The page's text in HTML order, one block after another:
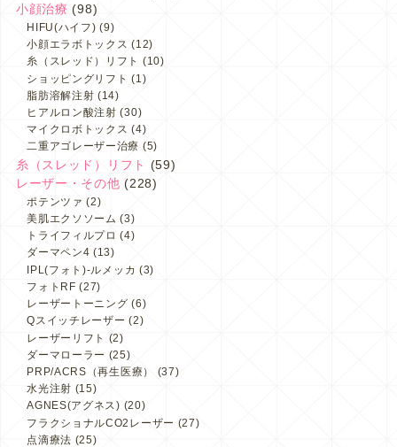
小顔治療 (98)
HIFU(ハイフ) (9)
小顔エラボトックス (12)
糸（スレッド）リフト (10)
ショッピングリフト (1)
脂肪溶解注射 (14)
ヒアルロン酸注射 (30)
マイクロボトックス (4)
二重アゴレーザー治療 (5)
糸（スレッド）リフト
(59)
レーザー・その他 (228)
ポテンツァ (2)
美肌エクソソーム (3)
トライフィルプロ (4)
ダーマペン4 (13)
IPL(フォト)-ルメッカ (3)
フォトRF (27)
レーザートーニング (6)
Qスイッチレーザー (2)
レーザーリフト (2)
ダーマローラー (25)
PRP/ACRS（再生医療）
(37)
水光注射 (15)
AGNES(アグネス) (20)
フラクショナルCO2レーザー (27)
点滴療法 (25)